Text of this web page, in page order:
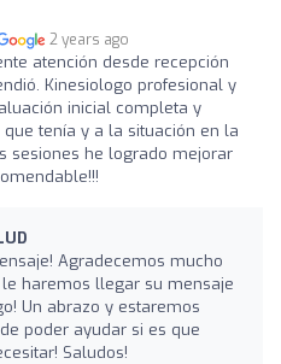
2 years ago
atención desde recepción
Kinesiologo profesional y
inicial completa y
tenía y a la situación en la
sesiones he logrado mejorar
Agradecemos mucho
haremos llegar su mensaje
Un abrazo y estaremos
poder ayudar si es que
Saludos!